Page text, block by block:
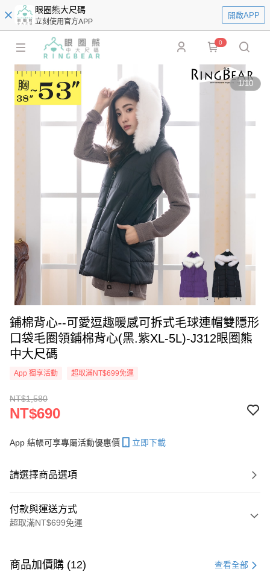
眼圈熊大尺碼
立刻使用官方APP
開啟APP
0
1/10
鋪棉背心--可愛逗趣暖感可拆式毛球連帽雙隱形
口袋毛圈領鋪棉背心(黑.紫XL-5L)-J312眼圈熊
中大尺碼
App 獨享活動 超取滿NT$699免運
NT$1,580
NT$690
App 結帳可享專屬活動優惠價 立即下載
請選擇商品選項
付款與運送方式
超取滿NT$699免運
信用卡一次付款
商品加價購 (12) 查看全部